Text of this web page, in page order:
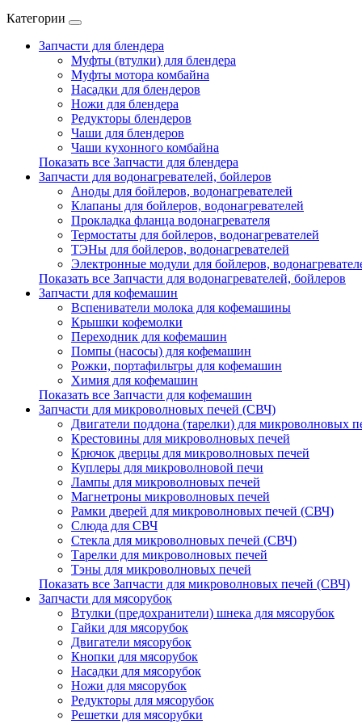
Категории
Запчасти для блендера
Муфты (втулки) для блендера
Муфты мотора комбайна
Насадки для блендеров
Ножи для блендера
Редукторы блендеров
Чаши для блендеров
Чаши кухонного комбайна
Показать все Запчасти для блендера
Запчасти для водонагревателей, бойлеров
Аноды для бойлеров, водонагревателей
Клапаны для бойлеров, водонагревателей
Прокладка фланца водонагревателя
Термостаты для бойлеров, водонагревателей
ТЭНы для бойлеров, водонагревателей
Электронные модули для бойлеров,
Показать все Запчасти для водонагревателей, бойлеров
Запчасти для кофемашин
Вспениватели молока для кофемашины
Крышки кофемолки
Переходник для кофемашин
Помпы (насосы) для кофемашин
Рожки, портафильтры для кофемашин
Химия для кофемашин
Показать все Запчасти для кофемашин
Запчасти для микроволновых печей (СВЧ)
Двигатели поддона (тарелки) для микроволновых
Крестовины для микроволновых печей
Крючок дверцы для микроволновых печей
Куплеры для микроволновой печи
Лампы для микроволновых печей
Магнетроны микроволновых печей
Рамки дверей для микроволновых печей (СВЧ)
Слюда для СВЧ
Стекла для микроволновых печей (СВЧ)
Тарелки для микроволновых печей
Тэны для микроволновых печей
Показать все Запчасти для микроволновых печей (СВЧ)
Запчасти для мясорубок
Втулки (предохранители) шнека для мясорубок
Гайки для мясорубок
Двигатели мясорубок
Кнопки для мясорубок
Насадки для мясорубок
Ножи для мясорубок
Редукторы для мясорубок
Решетки для мясорубки